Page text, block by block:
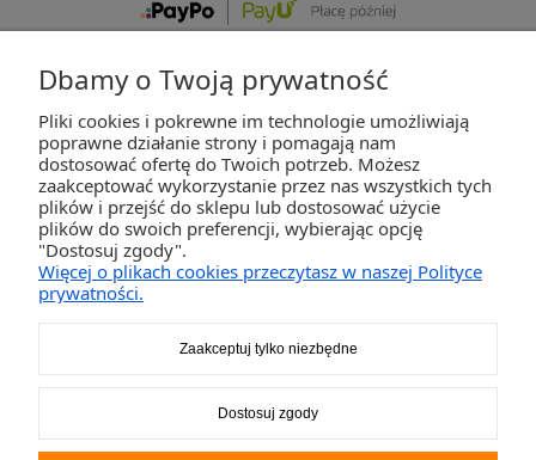
ZAKUPY
POMOC
2K-Invest Sp. j. Ul. Św. Wojciecha 60, 41-922 Radzionków, śląskie NIP: 645-241-94-33
Dbamy o Twoją prywatność
Pliki cookies i pokrewne im technologie umożliwiają
poprawne działanie strony i pomagają nam
dostosować ofertę do Twoich potrzeb. Możesz
zaakceptować wykorzystanie przez nas wszystkich tych
plików i przejść do sklepu lub dostosować użycie
plików do swoich preferencji, wybierając opcję
"Dostosuj zgody".
Więcej o plikach cookies przeczytasz w naszej Polityce
prywatności.
Zaakceptuj tylko niezbędne
Dostosuj zgody